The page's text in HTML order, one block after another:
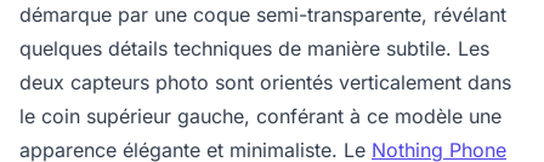
démarque par une coque semi-transparente, révélant
quelques détails techniques de manière subtile. Les
deux capteurs photo sont orientés verticalement dans
le coin supérieur gauche, conférant à ce modèle une
apparence élégante et minimaliste. Le Nothing Phone